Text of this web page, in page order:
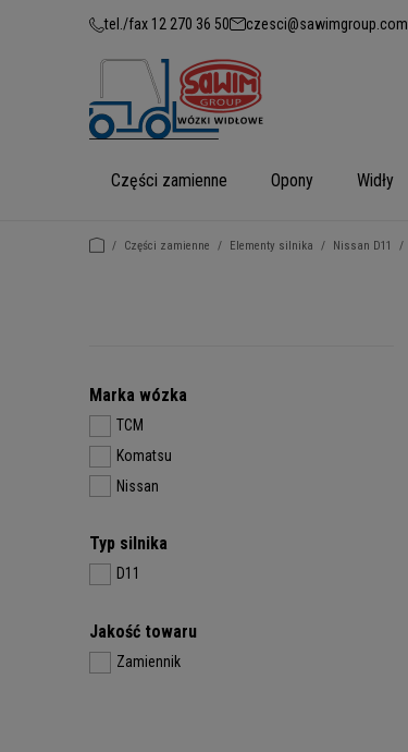
tel./fax 12 270 36 50 czesci@sawimgroup.com
Części zamienne Opony Widły
/ Części zamienne / Elementy silnika / Nissan D11 /
Marka wózka
TCM
Komatsu
Nissan
Typ silnika
D11
Jakość towaru
Zamiennik